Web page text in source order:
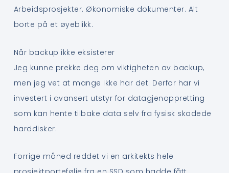
Arbeidsprosjekter. Økonomiske dokumenter. Alt
borte på et øyeblikk.
Når backup ikke eksisterer
Jeg kunne prekke deg om viktigheten av backup,
men jeg vet at mange ikke har det. Derfor har vi
investert i avansert utstyr for datagjenoppretting
som kan hente tilbake data selv fra fysisk skadede
harddisker.
Forrige måned reddet vi en arkitekts hele